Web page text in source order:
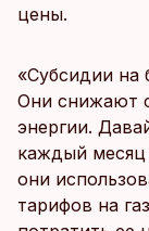
цены.
«Субсидии на
Они снижают
энергии.
каждый
они
тарифов на